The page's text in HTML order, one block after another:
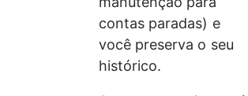
contas paradas) e
você preserva o seu
histórico.